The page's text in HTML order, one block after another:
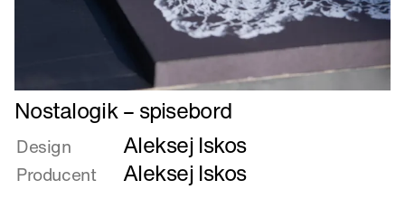
Læs
mere
om
Nostalogik
–
Nostalogik – spisebord
Design Aleksej Iskos
Producent Aleksej Iskos